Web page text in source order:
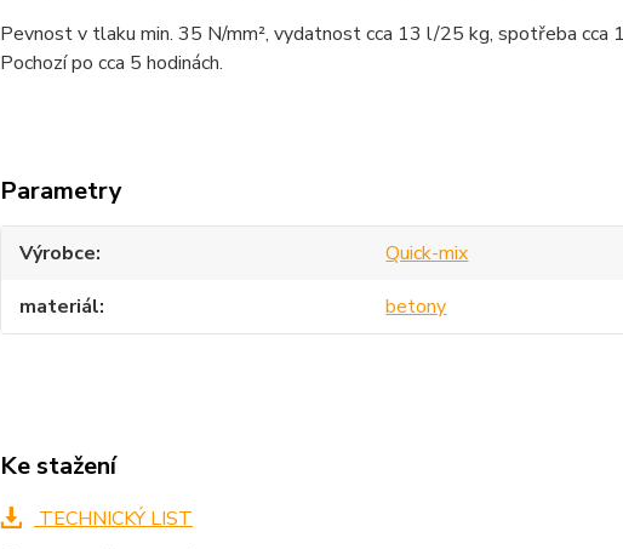
Pevnost v tlaku min. 35 N/mm², vydatnost cca 13 l/25 kg, spotřeba cca
Pochozí po cca 5 hodinách.
Parametry
Výrobce
Quick-mix
materiál
betony
Ke stažení
TECHNICKÝ LIST